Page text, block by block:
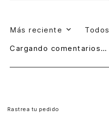
Más reciente Todos
Cargando comentarios…
Rastrea tu pedido